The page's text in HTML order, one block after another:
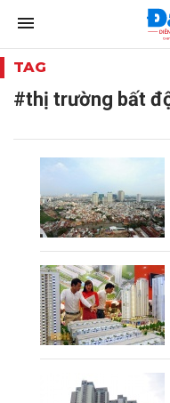
TAG
#thị trường bất